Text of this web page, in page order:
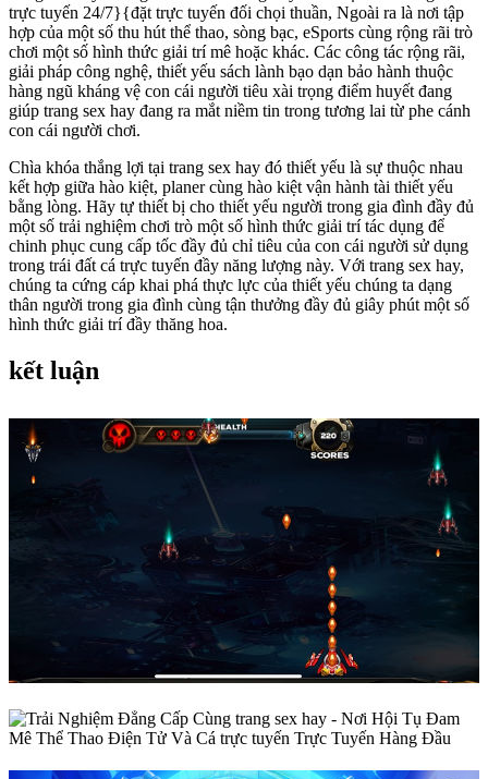
trực tuyến 24/7}{đặt trực tuyến đối chọi thuần, Ngoài ra là nơi tập
hợp của một số thu hút thể thao, sòng bạc, eSports cùng rộng rãi trò
chơi một số hình thức giải trí mê hoặc khác. Các công tác rộng rãi,
giải pháp công nghệ, thiết yếu sách lành bạo dạn bảo hành thuộc
hàng ngũ kháng vệ con cái người tiêu xài trọng điểm huyết đang
giúp trang sex hay đang ra mắt niềm tin trong tương lai từ phe cánh
con cái người chơi.
Chìa khóa thắng lợi tại trang sex hay đó thiết yếu là sự thuộc nhau
kết hợp giữa hào kiệt, planer cùng hào kiệt vận hành tài thiết yếu
bằng lòng. Hãy tự thiết bị cho thiết yếu người trong gia đình đầy đủ
một số trải nghiệm chơi trò một số hình thức giải trí tác dụng để
chinh phục cung cấp tốc đầy đủ chỉ tiêu của con cái người sử dụng
trong trái đất cá trực tuyến đầy năng lượng này. Với trang sex hay,
chúng ta cứng cáp khai phá thực lực của thiết yếu chúng ta dạng
thân người trong gia đình cùng tận thưởng đầy đủ giây phút một số
hình thức giải trí đầy thăng hoa.
kết luận